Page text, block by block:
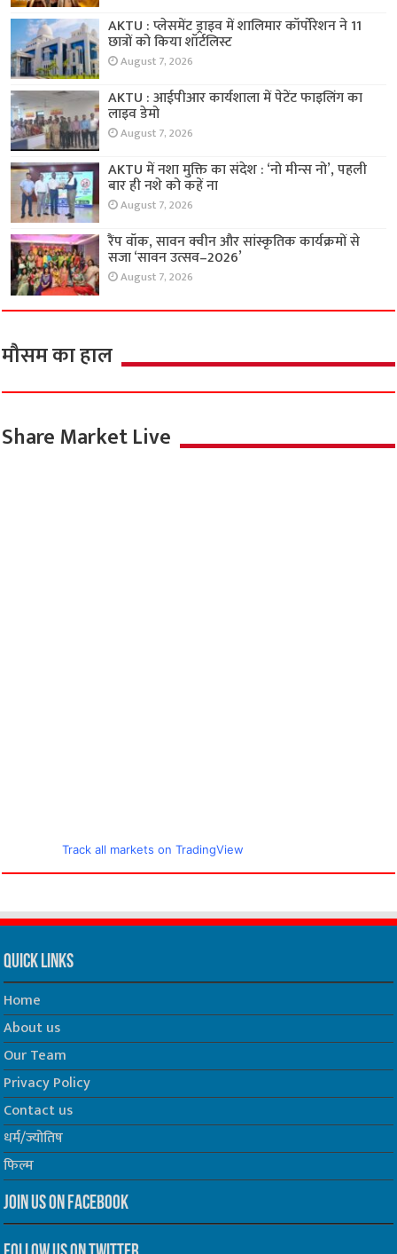
AKTU : प्लेसमेंट ड्राइव में शालिमार कॉर्पोरेशन ने 11
छात्रों को किया शॉर्टलिस्ट
August 7, 2026
AKTU : आईपीआर कार्यशाला में पेटेंट फाइलिंग का
लाइव डेमो
August 7, 2026
AKTU में नशा मुक्ति का संदेश : ‘नो मीन्स नो’, पहली
बार ही नशे को कहें ना
August 7, 2026
रैंप वॉक, सावन क्वीन और सांस्कृतिक कार्यक्रमों से
सजा ‘सावन उत्सव–2026’
August 7, 2026
मौसम का हाल
Share Market Live
Track all markets on TradingView
Quick Links
Home
About us
Our Team
Privacy Policy
Contact us
धर्म/ज्योतिष
फिल्म
Join us on Facebook